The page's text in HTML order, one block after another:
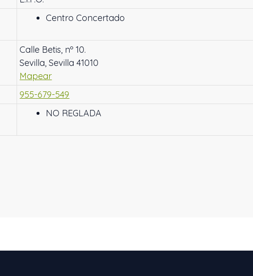
Centro Concertado
Calle Betis, nº 10.
Sevilla, Sevilla 41010
Mapear
955-679-549
NO REGLADA